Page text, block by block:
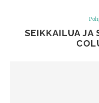
SEIKKAILUA JA